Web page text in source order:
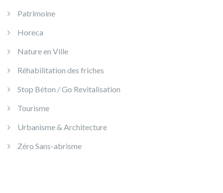
Patrimoine
Horeca
Nature en Ville
Réhabilitation des friches
Stop Béton / Go Revitalisation
Tourisme
Urbanisme & Architecture
Zéro Sans-abrisme